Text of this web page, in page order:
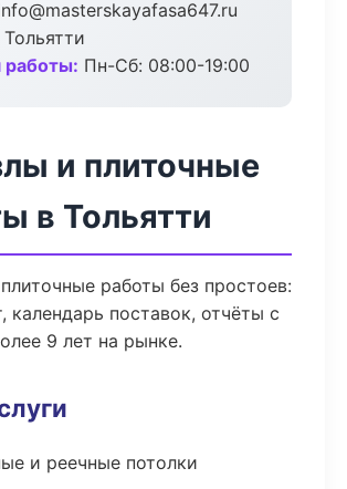
Тольятти
Пн-Сб: 08:00-19:00
и плиточные
в Тольятти
работы без простоев:
календарь поставок, отчёты с
9 лет на рынке.
и реечные потолки